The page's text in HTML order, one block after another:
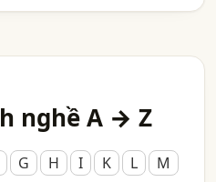
nghề A → Z
G H I K L
M